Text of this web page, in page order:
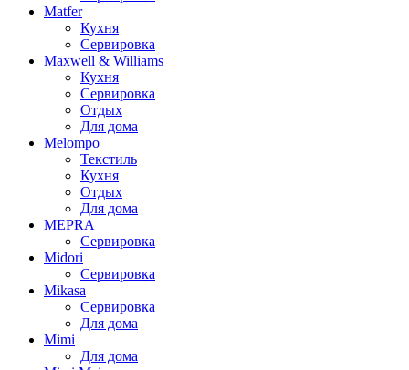
Matfer
Кухня
Сервировка
Maxwell & Williams
Кухня
Сервировка
Отдых
Для дома
Melompo
Текстиль
Кухня
Отдых
Для дома
MEPRA
Сервировка
Midori
Сервировка
Mikasa
Сервировка
Для дома
Mimi
Для дома